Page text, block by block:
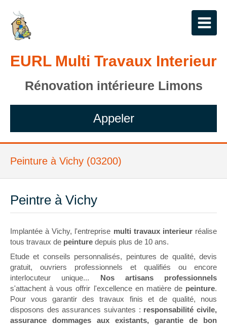
EURL Multi Travaux Interieur
Rénovation intérieure Limons
Appeler
Peinture à Vichy (03200)
Peintre à Vichy
Implantée à Vichy, l'entreprise multi travaux interieurréalise
tous travaux de peinture depuis plus de 10 ans.
Etude et conseils personnalisés, peintures de qualité, devis
gratuit, ouvriers professionnels et qualifiés ou encore
interlocuteur unique... Nos artisans professionnels
s'attachent à vous offrir l'excellence en matière de peinture.
Pour vous garantir des travaux finis et de qualité, nous
disposons des assurances suivantes : responsabilité civile,
assurance dommages aux existants, garantie de bon